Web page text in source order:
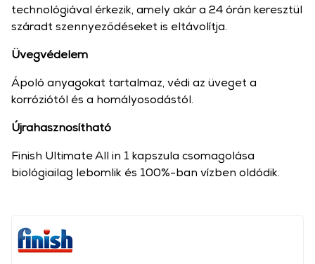
technológiával érkezik, amely akár a 24 órán keresztül
száradt szennyeződéseket is eltávolítja.
Üvegvédelem
Ápoló anyagokat tartalmaz, védi az üveget a
korróziótól és a homályosodástól.
Újrahasznosítható
Finish Ultimate All in 1 kapszula csomagolása
biológiailag lebomlik és 100%-ban vízben oldódik.